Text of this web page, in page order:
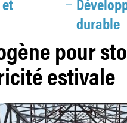
durable
pour
estivale